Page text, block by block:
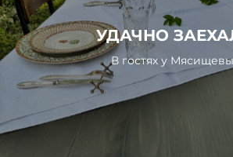
УДАЧНО
В гостях у